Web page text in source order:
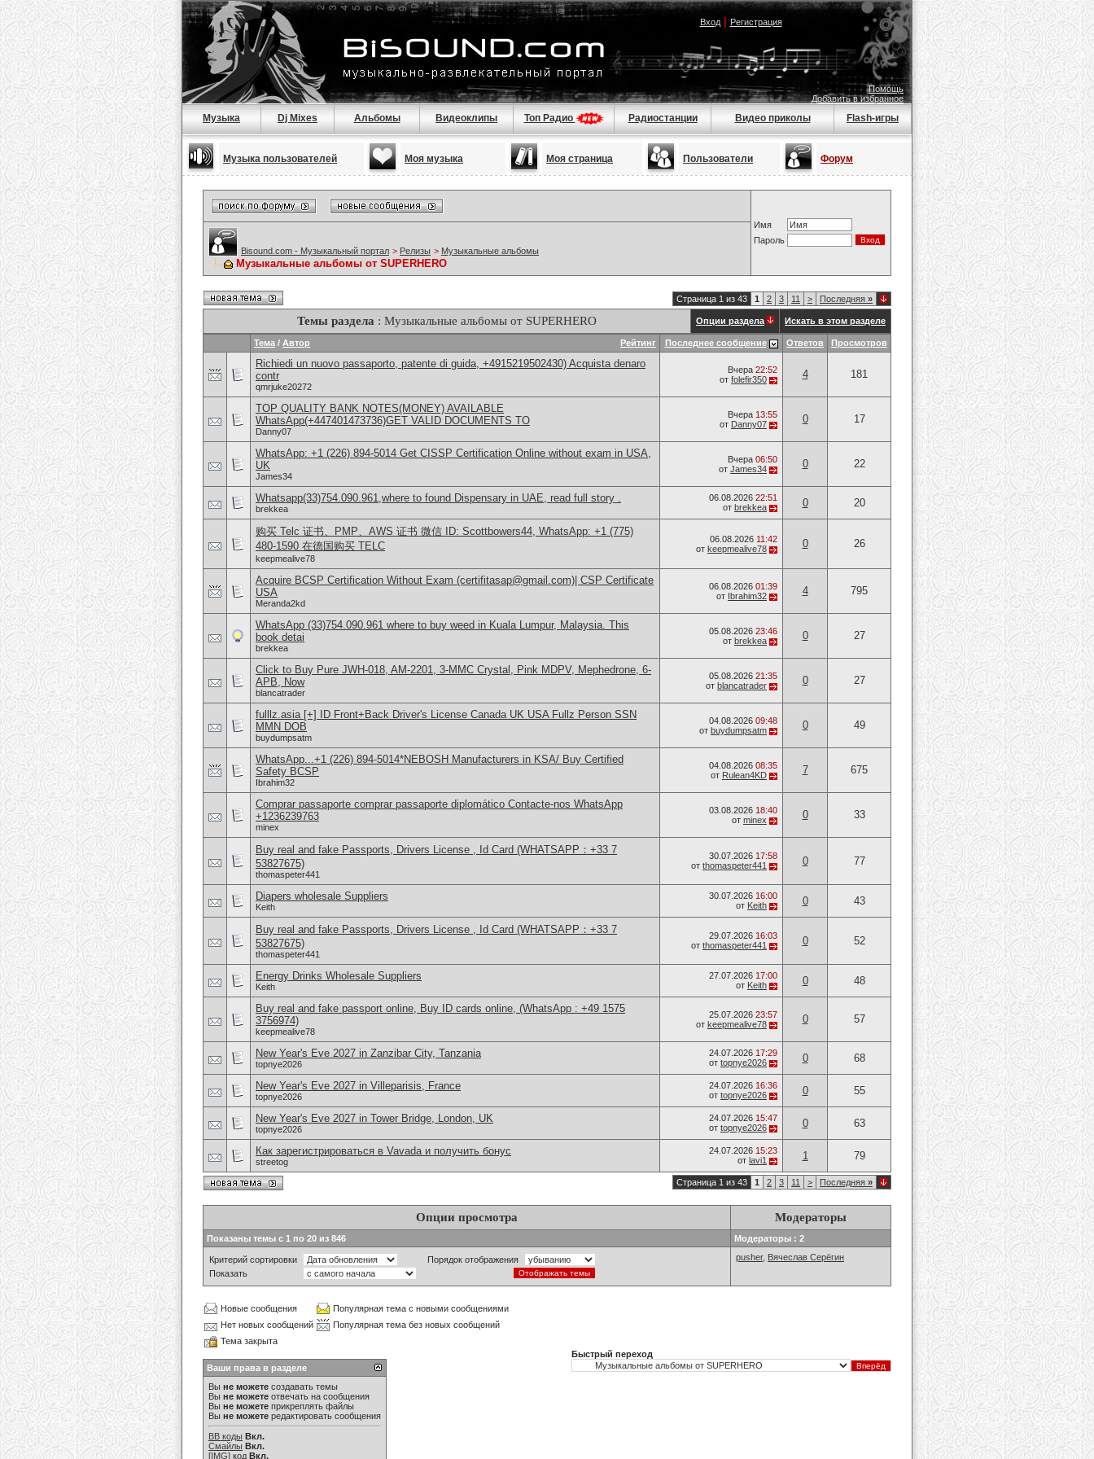
Вход| Регистрация
Помощь
Добавить в избранное
Музыка Dj Mixes Альбомы Видеоклипы Топ Радио Радиостанции Видео приколы Flash-игры
Музыка пользователей Моя музыка Моя страница Пользователи Форум
Имя
Пароль
Bisound.com - Музыкальный портал > Релизы > Музыкальные альбомы
Музыкальные альбомы от SUPERHERO
Страница 1 из 43 1 2 3 11 > Последняя »
Темы раздела : Музыкальные альбомы от SUPERHERO Опции раздела Искать в этом разделе
Рейтинг
Тема / Автор Последнее сообщение Ответов Просмотров
Richiedi un nuovo passaporto, patente di guida, +4915219502430) Acquista denaro
contr
qmrjuke20272
Вчера 22:52
от folefir350 4 181
TOP QUALITY BANK NOTES(MONEY) AVAILABLE
WhatsApp(+447401473736)GET VALID DOCUMENTS TO
Danny07
Вчера 13:55
от Danny07 0 17
WhatsApp: +1 (226) 894-5014​ Get CISSP Certification Online without exam in USA,
UK
James34
Вчера 06:50
от James34 0 22
Whatsapp(33)754.090.961,where to found Dispensary in UAE, read full story .
brekkea
06.08.2026 22:51
от brekkea 0 20
购买 Telc 证书、PMP、AWS 证书 微信 ID: Scottbowers44, WhatsApp: +1 (775)
480-1590 在德国购买 TELC
keepmealive78
06.08.2026 11:42
от keepmealive78 0 26
Acquire BCSP Certification Without Exam (certifitasap@gmail.com)| CSP Certificate
USA
Meranda2kd
06.08.2026 01:39
от Ibrahim32 4 795
WhatsApp (33)754.090.961 where to buy weed in Kuala Lumpur, Malaysia. This
book detai
brekkea
05.08.2026 23:46
от brekkea 0 27
Click to Buy Pure JWH-018, AM-2201, 3-MMC Crystal, Pink MDPV, Mephedrone, 6-
APB, Now
blancatrader
05.08.2026 21:35
от blancatrader 0 27
fulllz.asia [+] ID Front+Back Driver's License Canada UK USA Fullz Person SSN
MMN DOB
buydumpsatm
04.08.2026 09:48
от buydumpsatm 0 49
WhatsApp...+1 (226) 894-5014*NEBOSH Manufacturers in KSA/ Buy Certified
Safety BCSP
Ibrahim32
04.08.2026 08:35
от Rulean4KD 7 675
Comprar passaporte comprar passaporte diplomático Contacte-nos WhatsApp
+1236239763
minex
03.08.2026 18:40
от minex 0 33
Buy real and fake Passports, Drivers License , Id Card (WHATSAPP：+33 7
53827675)
thomaspeter441
30.07.2026 17:58
от thomaspeter441 0 77
Diapers wholesale Suppliers
Keith
30.07.2026 16:00
от Keith 0 43
Buy real and fake Passports, Drivers License , Id Card (WHATSAPP：+33 7
53827675)
thomaspeter441
29.07.2026 16:03
от thomaspeter441 0 52
Energy Drinks Wholesale Suppliers
Keith
27.07.2026 17:00
от Keith 0 48
Buy real and fake passport online, Buy ID cards online, (WhatsApp : +49 1575
3756974)
keepmealive78
25.07.2026 23:57
от keepmealive78 0 57
New Year's Eve 2027 in Zanzibar City, Tanzania
topnye2026
24.07.2026 17:29
от topnye2026 0 68
New Year's Eve 2027 in Villeparisis, France
topnye2026
24.07.2026 16:36
от topnye2026 0 55
New Year's Eve 2027 in Tower Bridge, London, UK
topnye2026
24.07.2026 15:47
от topnye2026 0 63
Как зарегистрироваться в Vavada и получить бонус
streetog
24.07.2026 15:23
от lavi1 1 79
Страница 1 из 43 1 2 3 11 > Последняя »
Опции просмотра Модераторы
Показаны темы с 1 по 20 из 846 Модераторы : 2
Критерий сортировки
Порядок отображения
Показать
pusher, Вячеслав Серёгин
Новые сообщения
Популярная тема с новыми сообщениями
Нет новых сообщений
Популярная тема без новых сообщений
Тема закрыта
Ваши права в разделе
Вы не можете создавать темы
Вы не можете отвечать на сообщения
Вы не можете прикреплять файлы
Вы не можете редактировать сообщения
BB коды Вкл.
Смайлы Вкл.
[IMG] код Вкл.
Быстрый переход